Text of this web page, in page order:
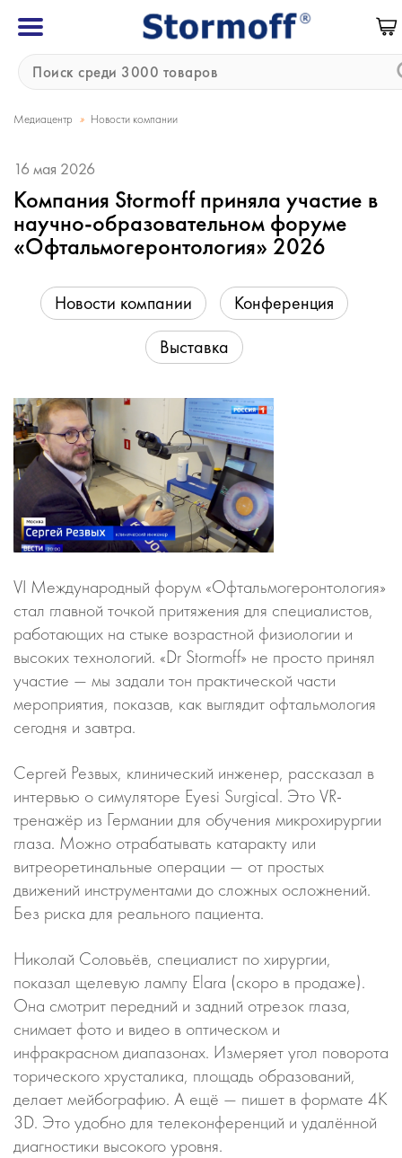
Медиацентр » Новости компании
16 мая 2026
Компания Stormoff приняла участие в
научно-образовательном форуме
«Офтальмогеронтология» 2026
Новости компании
Конференция
Выставка
VI Международный форум «Офтальмогеронтология»
стал главной точкой притяжения для специалистов,
работающих на стыке возрастной физиологии и
высоких технологий. «Dr Stormoff» не просто принял
участие — мы задали тон практической части
мероприятия, показав, как выглядит офтальмология
сегодня и завтра.
Сергей Резвых, клинический инженер, рассказал в
интервью о симуляторе Eyesi Surgical. Это VR-
тренажёр из Германии для обучения микрохирургии
глаза. Можно отрабатывать катаракту или
витреоретинальные операции — от простых
движений инструментами до сложных осложнений.
Без риска для реального пациента.
Николай Соловьёв, специалист по хирургии,
показал щелевую лампу Elara (скоро в продаже).
Она смотрит передний и задний отрезок глаза,
снимает фото и видео в оптическом и
инфракрасном диапазонах. Измеряет угол поворота
торического хрусталика, площадь образований,
делает мейбографию. А ещё — пишет в формате 4К
3D. Это удобно для телеконференций и удалённой
диагностики высокого уровня.